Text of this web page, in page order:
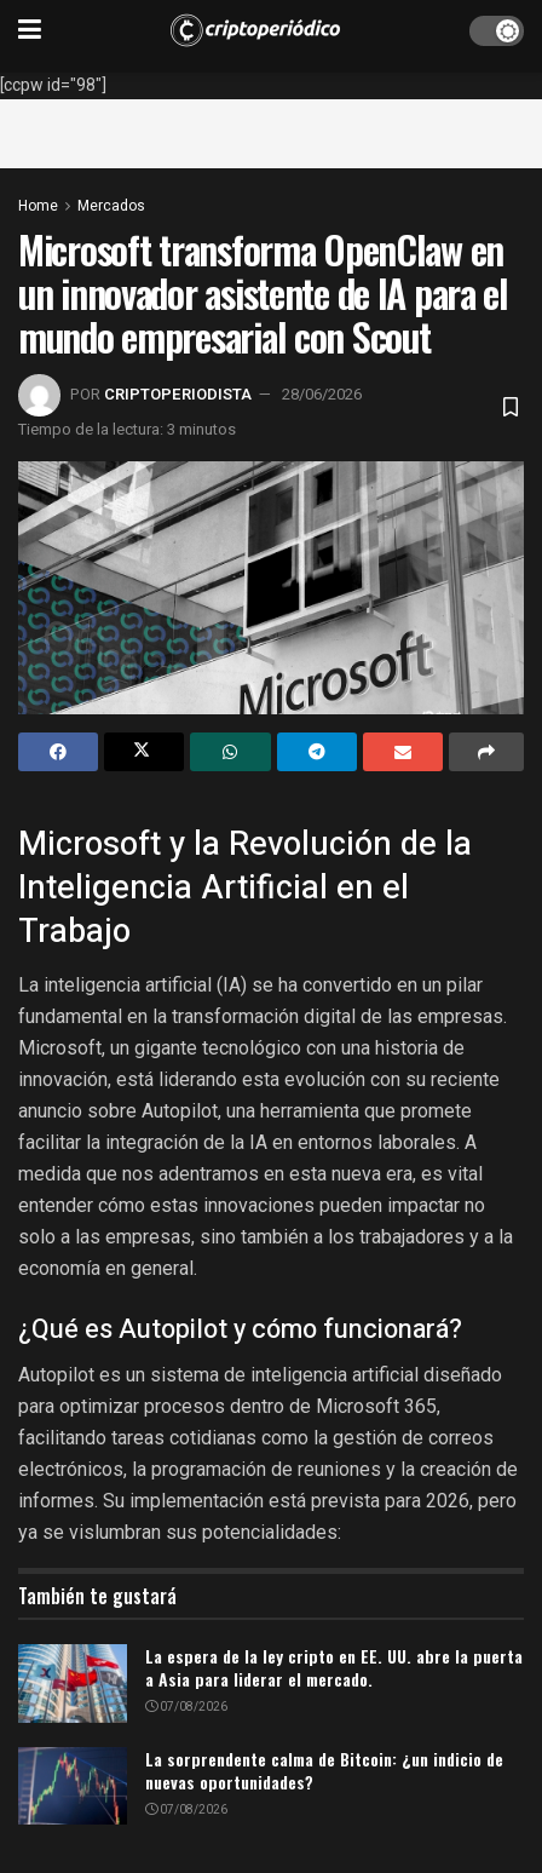
[ccpw id="98"]
Home Mercados
Microsoft transforma OpenClaw en
un innovador asistente de IA para el
mundo empresarial con Scout
POR CRIPTOPERIODISTA
28/06/2026
Tiempo de la lectura: 3 minutos
Microsoft y la Revolución de la
Inteligencia Artificial en el
Trabajo
La inteligencia artificial (IA) se ha convertido en un pilar
fundamental en la transformación digital de las empresas.
Microsoft, un gigante tecnológico con una historia de
innovación, está liderando esta evolución con su reciente
anuncio sobre Autopilot, una herramienta que promete
facilitar la integración de la IA en entornos laborales. A
medida que nos adentramos en esta nueva era, es vital
entender cómo estas innovaciones pueden impactar no
solo a las empresas, sino también a los trabajadores y a la
economía en general.
¿Qué es Autopilot y cómo funcionará?
Autopilot es un sistema de inteligencia artificial diseñado
para optimizar procesos dentro de Microsoft 365,
facilitando tareas cotidianas como la gestión de correos
electrónicos, la programación de reuniones y la creación de
informes. Su implementación está prevista para 2026, pero
ya se vislumbran sus potencialidades:
También te gustará
La espera de la ley cripto en EE. UU. abre la puerta
a Asia para liderar el mercado.
07/08/2026
La sorprendente calma de Bitcoin: ¿un indicio de
nuevas oportunidades?
07/08/2026